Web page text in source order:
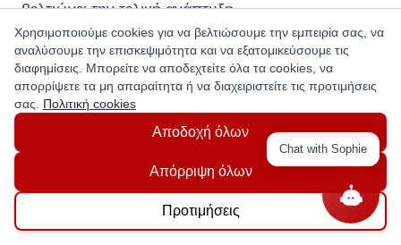
βελτιώνει την τελική ανάπτυξη.
Questions
Χρησιμοποιούμε cookies για να βελτιώσουμε την εμπειρία σας, να
αναλύσουμε την επισκεψιμότητα και να εξατομικεύσουμε τις
διαφημίσεις. Μπορείτε να αποδεχτείτε όλα τα cookies, να
απορρίψετε τα μη απαραίτητα ή να διαχειριστείτε τις προτιμήσεις
σας. Πολιτική cookies
Αποδοχή όλων
Απόρριψη όλων
Προτιμήσεις
Chat with Sophie